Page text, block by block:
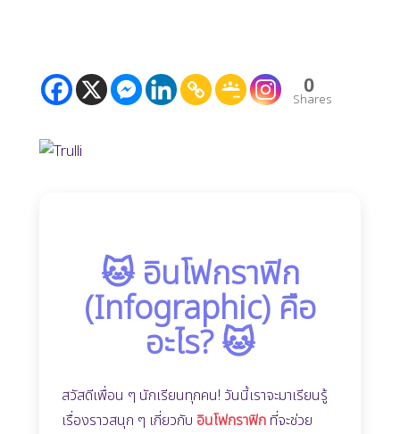
0
Shares
🐱 อินโฟกราฟิก
(Infographic) คือ
อะไร? 🐱
สวัสดีเพื่อน ๆ นักเรียนทุกคน! วันนี้เราจะมาเรียนรู้
เรื่องราวสนุก ๆ เกี่ยวกับ อินโฟกราฟิก ที่จะช่วย